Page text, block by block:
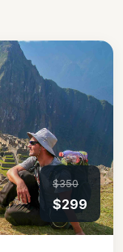
$350
$299